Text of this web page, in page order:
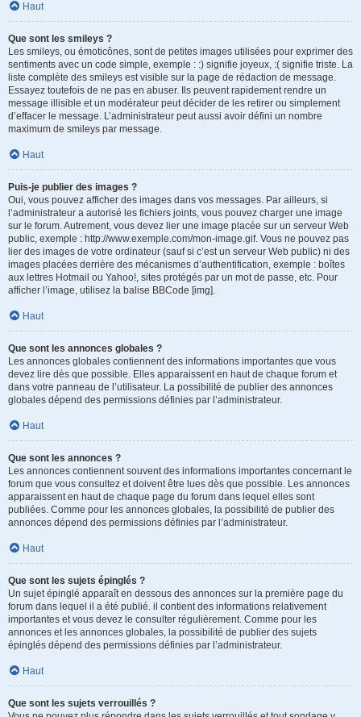
Haut
Que sont les smileys ?
Les smileys, ou émoticônes, sont de petites images utilisées pour exprimer des
sentiments avec un code simple, exemple : :) signifie joyeux, :( signifie triste. La
liste complète des smileys est visible sur la page de rédaction de message.
Essayez toutefois de ne pas en abuser. Ils peuvent rapidement rendre un
message illisible et un modérateur peut décider de les retirer ou simplement
d’effacer le message. L’administrateur peut aussi avoir défini un nombre
maximum de smileys par message.
Haut
Puis-je publier des images ?
Oui, vous pouvez afficher des images dans vos messages. Par ailleurs, si
l’administrateur a autorisé les fichiers joints, vous pouvez charger une image
sur le forum. Autrement, vous devez lier une image placée sur un serveur Web
public, exemple : http://www.exemple.com/mon-image.gif. Vous ne pouvez pas
lier des images de votre ordinateur (sauf si c’est un serveur Web public) ni des
images placées derrière des mécanismes d’authentification, exemple : boîtes
aux lettres Hotmail ou Yahoo!, sites protégés par un mot de passe, etc. Pour
afficher l’image, utilisez la balise BBCode [img].
Haut
Que sont les annonces globales ?
Les annonces globales contiennent des informations importantes que vous
devez lire dès que possible. Elles apparaissent en haut de chaque forum et
dans votre panneau de l’utilisateur. La possibilité de publier des annonces
globales dépend des permissions définies par l’administrateur.
Haut
Que sont les annonces ?
Les annonces contiennent souvent des informations importantes concernant le
forum que vous consultez et doivent être lues dès que possible. Les annonces
apparaissent en haut de chaque page du forum dans lequel elles sont
publiées. Comme pour les annonces globales, la possibilité de publier des
annonces dépend des permissions définies par l’administrateur.
Haut
Que sont les sujets épinglés ?
Un sujet épinglé apparaît en dessous des annonces sur la première page du
forum dans lequel il a été publié. il contient des informations relativement
importantes et vous devez le consulter régulièrement. Comme pour les
annonces et les annonces globales, la possibilité de publier des sujets
épinglés dépend des permissions définies par l’administrateur.
Haut
Que sont les sujets verrouillés ?